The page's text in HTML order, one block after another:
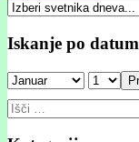
Iskanje po
Išči: